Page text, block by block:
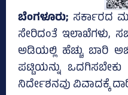
ಬೆಂಗಳೂರು; ಸರ್ಕಾರದ
ಸೇರಿದಂತೆ ಇಲಾಖೆಗಳು,
ಅಡಿಯಲ್ಲಿ ಹೆಚ್ಚು ಬಾರಿ
ಪಟ್ಟಿಯನ್ನು
ನಿರ್ದೇಶನವು ವಿವಾದಕ್ಕೆ